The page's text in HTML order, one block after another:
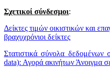
Σχετικοί σύνδεσμοι:
Δείκτες τιμών οικιστικών και
βραχυχρόνιοι δείκτες
Στατιστικά σύνολα
data): Αγορά ακινήτων Άνοιγμα